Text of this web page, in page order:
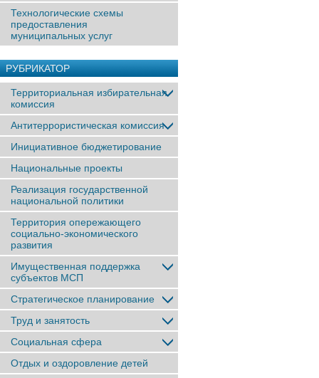
Технологические схемы
предоставления
муниципальных услуг
РУБРИКАТОР
Территориальная избирательная
комиссия
Антитеррористическая комиссия
Инициативное бюджетирование
Национальные проекты
Реализация государственной
национальной политики
Территория опережающего
социально-экономического
развития
Имущественная поддержка
субъектов МСП
Стратегическое планирование
Труд и занятость
Социальная сфера
Отдых и оздоровление детей